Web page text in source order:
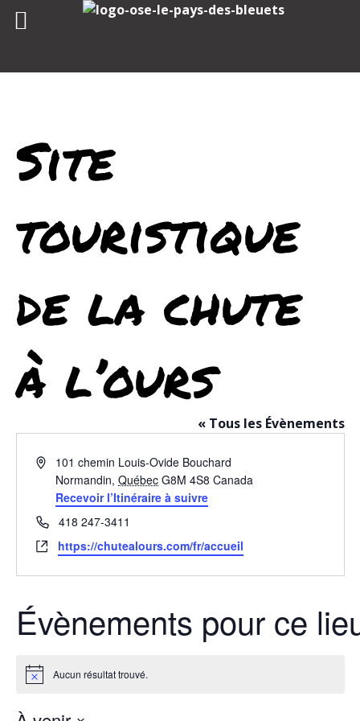
Site
touristique
de la chute
à l’ours
« Tous les Évènements
Adresse101 chemin Louis-Ovide Bouchard
Normandin, Québec G8M 4S8 Canada
Recevoir l’Itinéraire à suivre
Téléphone
418 247-3411
Site
https://chutealours.com/fr/accueil
Évènements pour ce
Notice Aucun résultat trouvé.